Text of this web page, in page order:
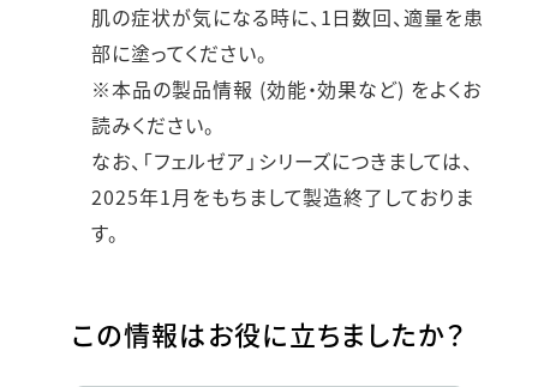
肌の症状が気になる時に、1日数回、適量を患
部に塗ってください。
※本品の製品情報 (効能・効果など) をよくお
読みください。
なお、「フェルゼア」シリーズにつきましては、
2025年1月をもちまして製造終了しておりま
す。
この情報はお役に立ちましたか？